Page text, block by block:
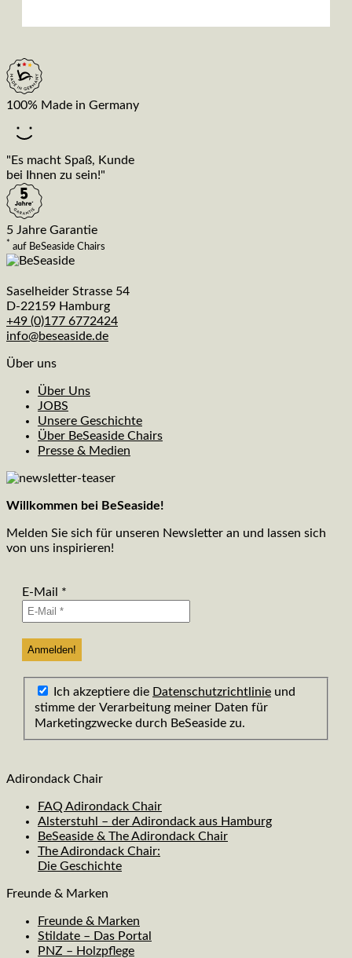
100% Made in Germany
"Es macht Spaß, Kunde
bei Ihnen zu sein!"
5 Jahre Garantie
* auf BeSeaside Chairs
Saselheider Strasse 54
D-22159 Hamburg
+49 (0)177 6772424
info@beseaside.de
Über uns
Über Uns
JOBS
Unsere Geschichte
Über BeSeaside Chairs
Presse & Medien
Willkommen bei BeSeaside!
Melden Sie sich für unseren Newsletter an und lassen sich
von uns inspirieren!
E-Mail *
Ich akzeptiere die Datenschutzrichtlinie und
stimme der Verarbeitung meiner Daten für
Marketingzwecke durch BeSeaside zu.
Adirondack Chair
FAQ Adirondack Chair
Alsterstuhl – der Adirondack aus Hamburg
BeSeaside & The Adirondack Chair
The Adirondack Chair:
Die Geschichte
Freunde & Marken
Freunde & Marken
Stildate – Das Portal
PNZ – Holzpflege